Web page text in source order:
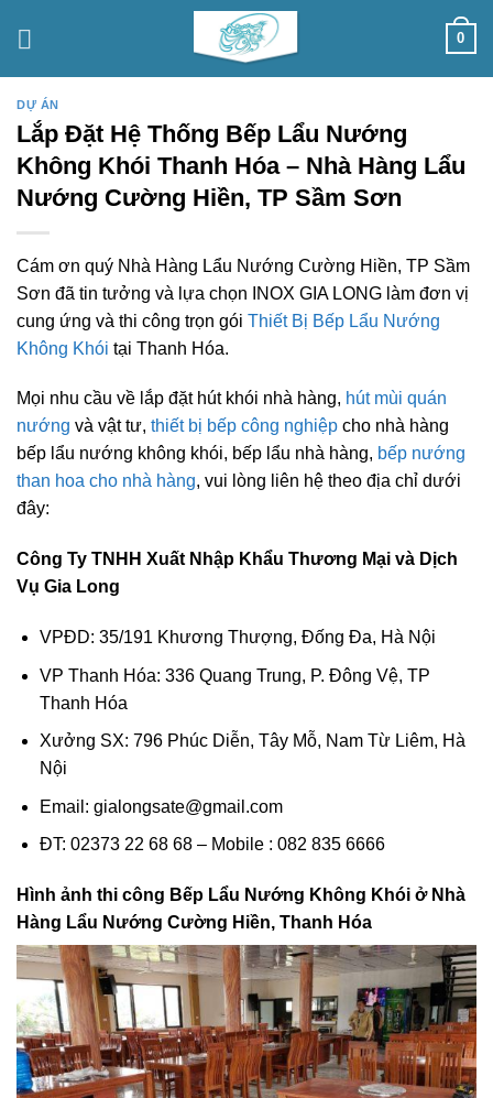
0
DỰ ÁN
Lắp Đặt Hệ Thống Bếp Lẩu Nướng
Không Khói Thanh Hóa – Nhà Hàng Lẩu
Nướng Cường Hiền, TP Sầm Sơn
Cám ơn quý Nhà Hàng Lẩu Nướng Cường Hiền, TP Sầm
Sơn đã tin tưởng và lựa chọn INOX GIA LONG làm đơn vị
cung ứng và thi công trọn gói Thiết Bị Bếp Lẩu Nướng
Không Khói tại Thanh Hóa.
Mọi nhu cầu về lắp đặt hút khói nhà hàng, hút mùi quán
nướng và vật tư, thiết bị bếp công nghiệp cho nhà hàng
bếp lẩu nướng không khói, bếp lẩu nhà hàng, bếp nướng
than hoa cho nhà hàng, vui lòng liên hệ theo địa chỉ dưới
đây:
Công Ty TNHH Xuất Nhập Khẩu Thương Mại và Dịch
Vụ Gia Long
VPĐD: 35/191 Khương Thượng, Đống Đa, Hà Nội
VP Thanh Hóa: 336 Quang Trung, P. Đông Vệ, TP
Thanh Hóa
Xưởng SX: 796 Phúc Diễn, Tây Mỗ, Nam Từ Liêm, Hà
Nội
Email: gialongsate@gmail.com
ĐT: 02373 22 68 68 – Mobile : 082 835 6666
Hình ảnh thi công Bếp Lẩu Nướng Không Khói ở Nhà
Hàng Lẩu Nướng Cường Hiền, Thanh Hóa